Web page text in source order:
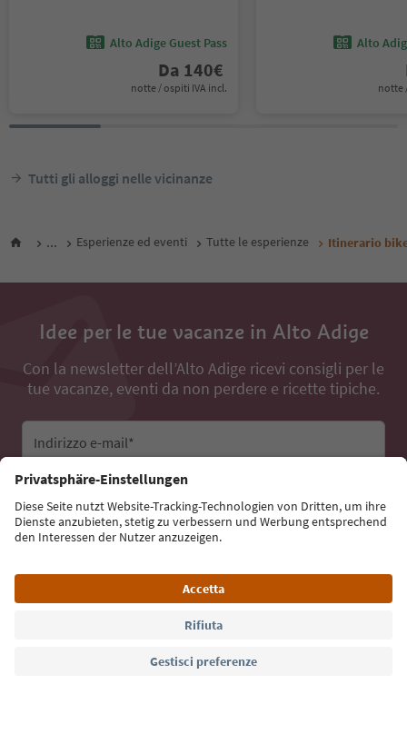
Alto Adige Guest Pass
Da 140€
notte / ospiti IVA incl.
Alto
notte
Tutti gli alloggi nelle vicinanze
... Esperienze ed eventi Tutte le esperienze Itinerario
Idee per le tue vacanze in Alto Adige
Con la newsletter dell’Alto Adige ricevi consigli per le
tue vacanze, eventi da non perdere e ricette tipiche.
Indirizzo e-mail*
Iscriviti alla newsletter